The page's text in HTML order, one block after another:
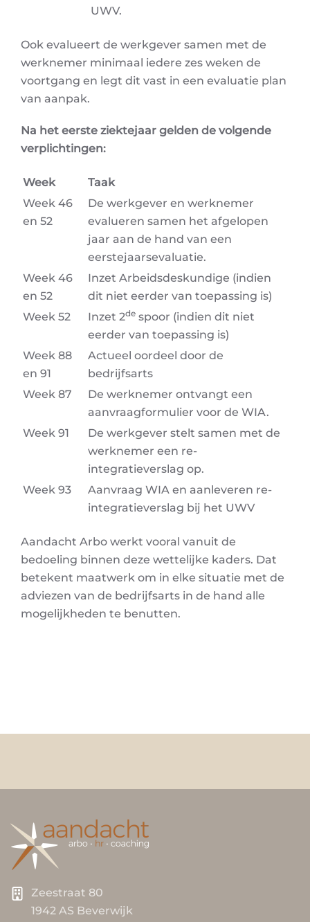
UWV.
Ook evalueert de werkgever samen met de
werknemer minimaal iedere zes weken de
voortgang en legt dit vast in een evaluatie plan
van aanpak.
Na het eerste ziektejaar gelden de volgende
verplichtingen:
Week
Taak
Week 46
en 52
De werkgever en werknemer
evalueren samen het afgelopen
jaar aan de hand van een
eerstejaarsevaluatie.
Week 46
en 52
Inzet Arbeidsdeskundige (indien
dit niet eerder van toepassing is)
Week 52
Inzet 2de spoor (indien dit niet
eerder van toepassing is)
Week 88
en 91
Actueel oordeel door de
bedrijfsarts
Week 87
De werknemer ontvangt een
aanvraagformulier voor de WIA.
Week 91
De werkgever stelt samen met de
werknemer een re-
integratieverslag op.
Week 93
Aanvraag WIA en aanleveren re-
integratieverslag bij het UWV
Aandacht Arbo werkt vooral vanuit de
bedoeling binnen deze wettelijke kaders. Dat
betekent maatwerk om in elke situatie met de
adviezen van de bedrijfsarts in de hand alle
mogelijkheden te benutten.
Zeestraat 80
1942 AS Beverwijk